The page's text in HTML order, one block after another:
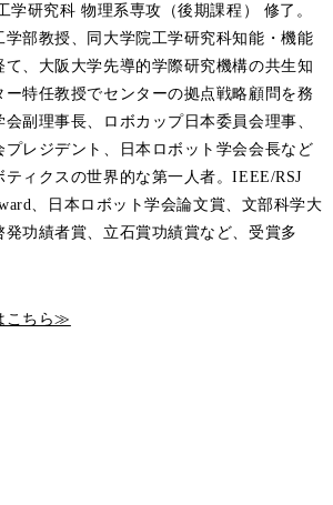
学研究科 物理系専攻（後期課程） 修了。
学部教授、同大学院工学研究科知能・機能
、大阪大学先導的学際研究機構の共生知
特任教授でセンターの拠点戦略顧問を務
副理事長、ロボカップ日本委員会理事、
プレジデント、日本ロボット学会会長など
ィクスの世界的な第一人者。IEEE/RSJ
、日本ロボット学会論文賞、文部科学大
発功績者賞、立石賞功績賞など、受賞多
こちら≫